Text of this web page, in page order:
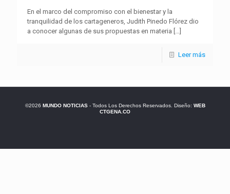
En el marco del compromiso con el bienestar y la
tranquilidad de los cartageneros, Judith Pinedo Flórez dio
a conocer algunas de sus propuestas en materia […]
Leer más
©2026 MUNDO NOTICIAS- Todos Los Derechos Reservados. Diseño: WEB
CTGENA.CO